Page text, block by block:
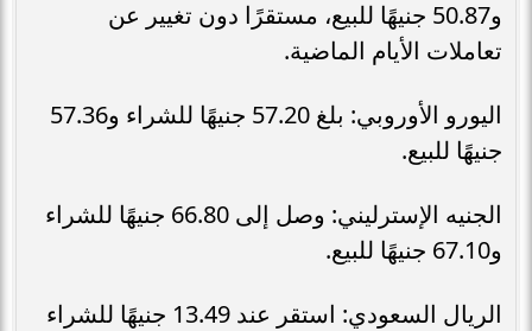
و50.87 جنيهًا للبيع، مستقرًا دون تغيير عن
تعاملات الأيام الماضية.
اليورو الأوروبي: بلغ 57.20 جنيهًا للشراء و57.36
جنيهًا للبيع.
الجنيه الإسترليني: وصل إلى 66.80 جنيهًا للشراء
و67.10 جنيهًا للبيع.
الريال السعودي: استقر عند 13.49 جنيهًا للشراء